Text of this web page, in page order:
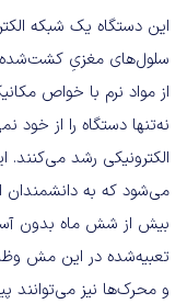
این دستگاه یک شبکه
سلول‌های مغزیِ کشت‌شده
از مواد نرم با خواص
نه‌تنها دستگاه را از خود
الکترونیکی رشد می‌کنند.
می‌شود که به دانشمندان
بیش از شش ماه بدون
تعبیه‌شده در این مش
و محرک‌ها نیز می‌توانند